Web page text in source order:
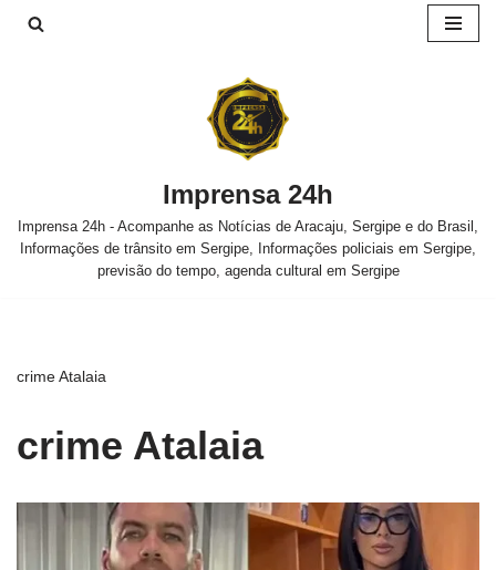
Imprensa 24h
Imprensa 24h - Acompanhe as Notícias de Aracaju, Sergipe e do Brasil,
Informações de trânsito em Sergipe, Informações policiais em Sergipe,
previsão do tempo, agenda cultural em Sergipe
crime Atalaia
crime Atalaia